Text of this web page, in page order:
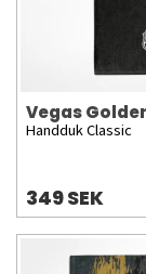
Vegas
Handduk Classic
349 SEK